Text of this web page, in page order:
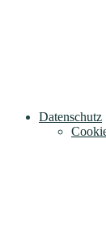
Datenschutz